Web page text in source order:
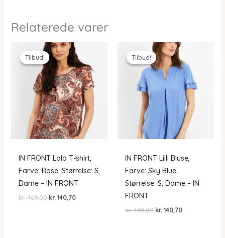
Relaterede varer
Tilbud!
Tilbud!
IN FRONT Lola T-shirt,
Farve: Rose, Størrelse: S,
Dame – IN FRONT
kr.469,00 Den
kr. 140,70Den
Tilbud!
Tilbud!
IN FRONT Lilli Bluse,
Farve: Sky Blue,
Størrelse: S, Dame – IN
FRONT
kr.469,00 Den
kr. 140,70Den